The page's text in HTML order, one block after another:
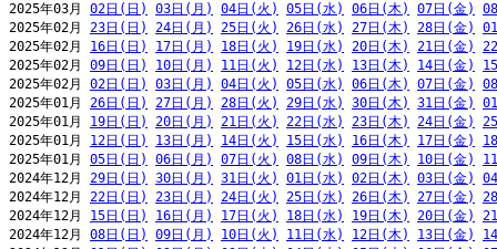
2025年03月 02日(日) 03日(月) 04日(火) 05日(水) 06日(木) 07日(金)
2025年02月 23日(日) 24日(月) 25日(火) 26日(水) 27日(木) 28日(金)
2025年02月 16日(日) 17日(月) 18日(火) 19日(水) 20日(木) 21日(金)
2025年02月 09日(日) 10日(月) 11日(火) 12日(水) 13日(木) 14日(金)
2025年02月 02日(日) 03日(月) 04日(火) 05日(水) 06日(木) 07日(金)
2025年01月 26日(日) 27日(月) 28日(火) 29日(水) 30日(木) 31日(金)
2025年01月 19日(日) 20日(月) 21日(火) 22日(水) 23日(木) 24日(金)
2025年01月 12日(日) 13日(月) 14日(火) 15日(水) 16日(木) 17日(金)
2025年01月 05日(日) 06日(月) 07日(火) 08日(水) 09日(木) 10日(金)
2024年12月 29日(日) 30日(月) 31日(火) 01日(水) 02日(木) 03日(金)
2024年12月 22日(日) 23日(月) 24日(火) 25日(水) 26日(木) 27日(金)
2024年12月 15日(日) 16日(月) 17日(火) 18日(水) 19日(木) 20日(金)
2024年12月 08日(日) 09日(月) 10日(火) 11日(水) 12日(木) 13日(金)